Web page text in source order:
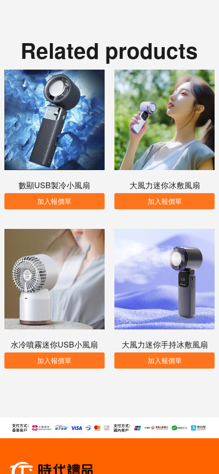
Related products
數顯USB製冷小風扇
加入報價單
大風力迷你冰敷風扇
加入報價單
水冷噴霧迷你USB小風扇
加入報價單
大風力迷你手持冰敷風扇
加入報價單